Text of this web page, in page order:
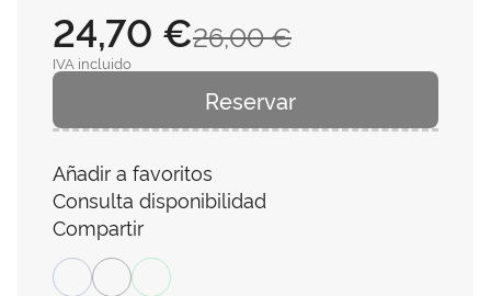
26,00 €
24,70 €
IVA incluido
Reservar
Añadir a favoritos
Consulta disponibilidad
Compartir